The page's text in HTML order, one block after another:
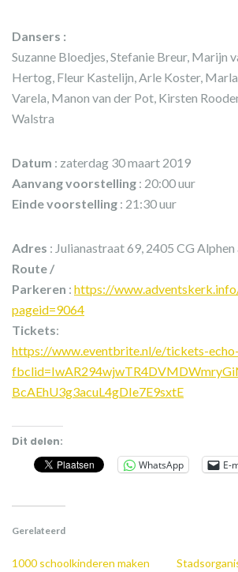
Dansers :
Suzanne Bloedjes, Stefanie Breur, Marijn
Hertog, Fleur Kastelijn, Arle Koster,
Varela, Manon van der Pot, Kirsten
Walstra
Datum : zaterdag 30 maart 2019
Aanvang voorstelling : 20:00 uur
Einde voorstelling : 21:30 uur
Adres : Julianastraat 69, 2405 CG Alphen
Route /
Parkeren : https://
pageid=9064
Tickets:
https://www.eventbrite.nl/e/tickets-
BcAEhU3g3acuL4gDIe7E9sxtE
Dit delen:
WhatsApp
E-
Gerelateerd
1000 schoolkinderen maken